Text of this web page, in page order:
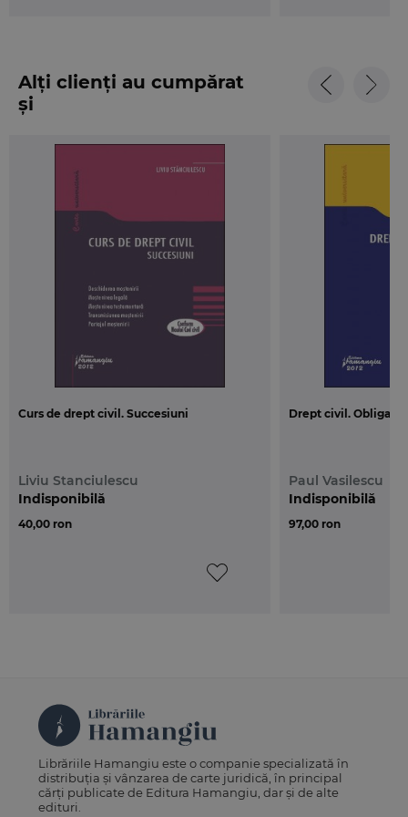
Alți clienți au cumpărat
și
Curs de drept civil. Succesiuni
Liviu Stanciulescu
40,00 ron
Indisponibilă
Drept civil. Obligatii
Paul Vasilescu
97,00 ron
Indisponibilă
Librăriile Hamangiu este o companie specializată în
distribuția și vânzarea de carte juridică, în principal
cărți publicate de Editura Hamangiu, dar și de alte
edituri.